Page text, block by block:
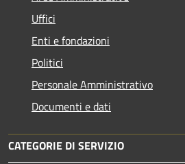
Uffici
Enti e fondazioni
Politici
Personale Amministrativo
Documenti e dati
CATEGORIE DI SERVIZIO